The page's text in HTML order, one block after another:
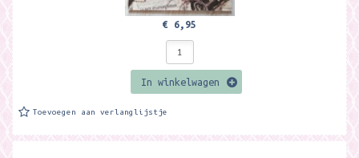
€ 6,95
In winkelwagen
Toevoegen aan verlanglijstje